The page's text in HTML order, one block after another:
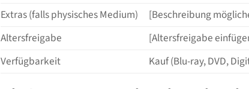
Extras (falls physisches Medium)
[Beschreibung
Altersfreigabe
[Altersfreigabe
Verfügbarkeit
Kauf (Blu-ray, DVD,